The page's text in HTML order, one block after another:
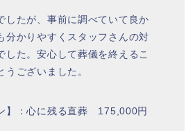
したが、事前に調べていて良か
分かりやすくスタッフさんの対
した。安心して葬儀を終えるこ
うございました。
】：心に残る直葬 175,000円